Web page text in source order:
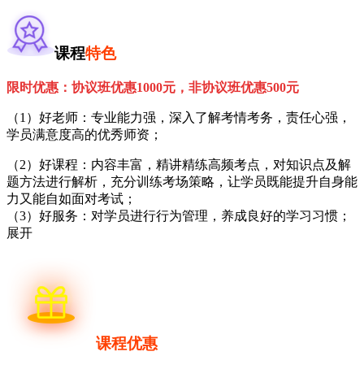
课程特色
限时优惠：协议班优惠1000元，非协议班优惠500元
（1）好老师：专业能力强，深入了解考情考务，责任心强，
学员满意度高的优秀师资；
（2）好课程：内容丰富，精讲精练高频考点，对知识点及解
题方法进行解析，充分训练考场策略，让学员既能提升自身能
力又能自如面对考试；
（3）好服务：对学员进行行为管理，养成良好的学习习惯；
展开
课程优惠